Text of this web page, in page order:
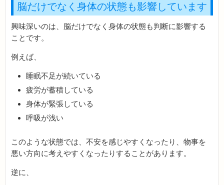
脳だけでなく身体の状態も影響しています
興味深いのは、脳だけでなく身体の状態も判断に影響する
ことです。
例えば、
睡眠不足が続いている
疲労が蓄積している
身体が緊張している
呼吸が浅い
このような状態では、不安を感じやすくなったり、物事を
悪い方向に考えやすくなったりすることがあります。
逆に、